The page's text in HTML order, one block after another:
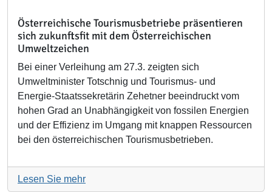
Österreichische Tourismusbetriebe präsentieren
sich zukunftsfit mit dem Österreichischen
Umweltzeichen
Bei einer Verleihung am 27.3. zeigten sich
Umweltminister Totschnig und Tourismus- und
Energie-Staatssekretärin Zehetner beeindruckt vom
hohen Grad an Unabhängigkeit von fossilen Energien
und der Effizienz im Umgang mit knappen Ressourcen
bei den österreichischen Tourismusbetrieben.
Lesen Sie mehr